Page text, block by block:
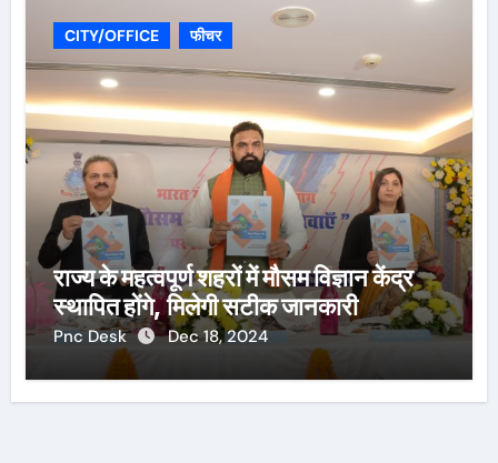
CITY/OFFICE फीचर
राज्य के महत्वपूर्ण शहरों में मौसम विज्ञान केंद्र
स्थापित होंगे, मिलेगी सटीक जानकारी
Pnc Desk Dec 18, 2024